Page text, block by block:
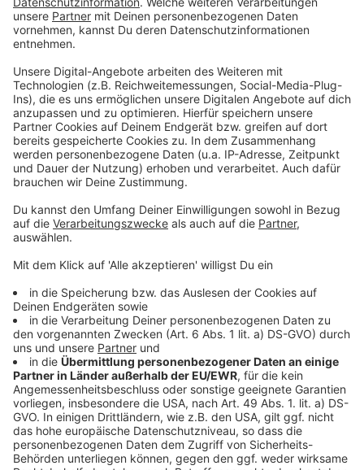
Unternehmen beim Aufbau derer Podcasts. Ich
habe vieles richtig gemacht und Fehler am eigenen
Leib erlebt. Das kann dir eine Abkürzung sein. Lass
uns einfach unverbindlich reden:
https://theangryteddy.com/kontakt WOLLEN WIR
UNS VERNETZEN? Ich freue mich über deine
Anfrage: 🐼 http://linkedin.theangryteddy.com 🐼
http://instagram.theangryteddy.com 🐼
http://facebook.theangryteddy.com MEINE BITTE
AN DICH: Ich stecke viel Zeit und noch mehr
Herzblut in den Podcast. Wenn dir der Podcast
gefällt: Magst du mich mit einer ⭐⭐⭐⭐⭐ Bewertung
unterstützen? Du möchtest mir etwas mitteilen
oder Verbesserungen einbringen. Maile mir bitte an
daniel@theangryteddy.com Danke für deine
wertvolle Hilfe!
Gute Arbeit, die niemand kennt, gewinnt keinen
Markt.
Die meisten Unternehmen, mit denen ich arbeite,
haben kein Qualitätsproblem. Sie sind besser als ihr
Ruf. Nur weiß das draußen niemand.